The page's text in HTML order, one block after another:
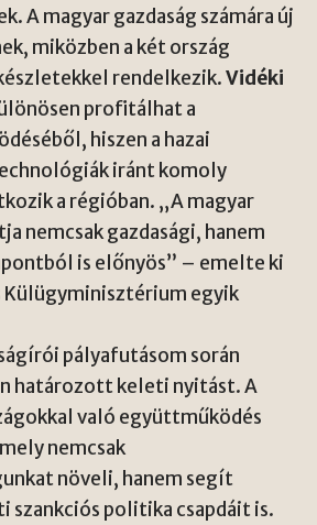
A magyar gazdaság számára új
miközben a két ország
rendelkezik.Vidéki
profitálhat a
hiszen a hazai
iránt komoly
a régióban. „A magyar
nemcsak gazdasági, hanem
is előnyös” – emelte ki
Külügyminisztérium egyik
pályafutásom során
határozott keleti nyitást. A
való együttműködés
nemcsak
növeli, hanem segít
szankciós politika csapdáit is.